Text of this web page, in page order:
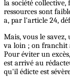
la société collective,
ressources sont
a, par l'article 24,
Mais, vous le
va loin ; on franchit
Pour éviter un
est arrivé au
qu'il édicte est